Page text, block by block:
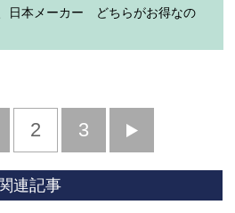
日本メーカー どちらがお得なの
2 3
へ
連記事